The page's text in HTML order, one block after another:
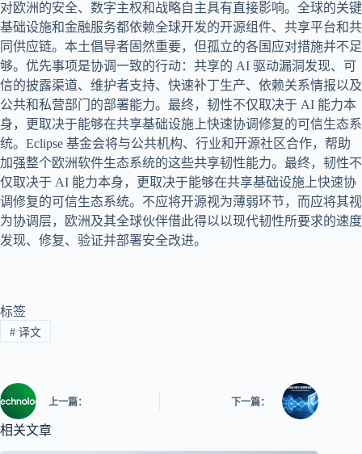
对欧洲的安全、数字主权和战略自主具有直接影响。全球的关键
基础设施和金融服务都依赖全球开发的开源组件、共享平台和共
同供应链。本土倡导者固然重要，但孤立的各国应对措施并不足
够。优先事项是协调一致的行动：共享的 AI 驱动漏洞发现、可
信的披露渠道、维护者支持、快速补丁生产、依赖关系情报以及
公共和私营部门的部署能力。最终，韧性不仅取决于 AI 能力本
身，更取决于能够在共享基础设施上快速协调修复的可信生态系
统。Eclipse 基金会将与公共机构、行业和开源社区合作，帮助
加强整个欧洲软件生态系统的这些共享韧性能力。最终，韧性不
仅取决于 AI 能力本身，更取决于能够在共享基础设施上快速协
调修复的可信生态系统。不应将开源视为薄弱环节，而应将其视
为协调层，欧洲及其全球伙伴借此得以以现代韧性所要求的速度
发现、修复、验证并部署安全改进。
标签
#译文
上一篇： 下一篇：
相关文章